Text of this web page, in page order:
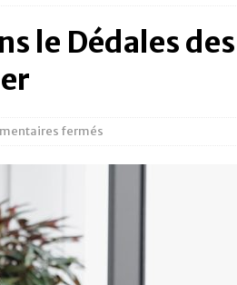
le Dédales des
fermés